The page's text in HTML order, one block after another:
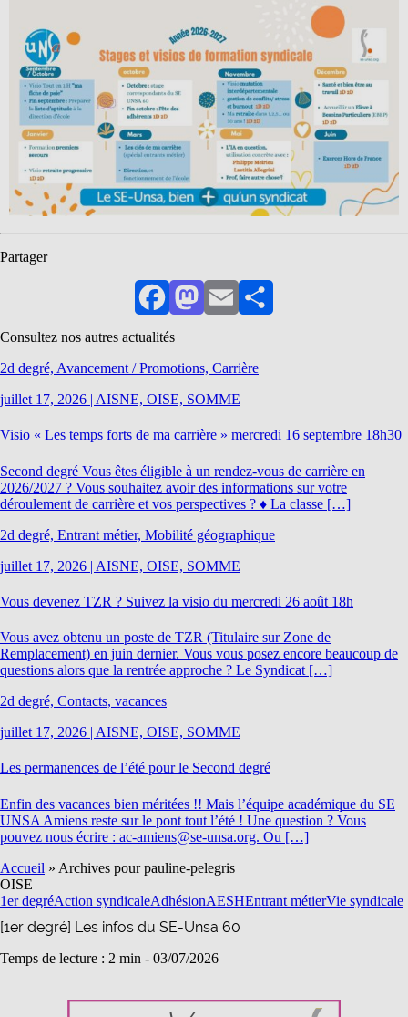
Partager
FacebookMastodon
EmailPartager
Consultez nos autres actualités
2d degré, Avancement / Promotions, Carrière
juillet 17, 2026 | AISNE, OISE, SOMME
Visio « Les temps forts de ma carrière » mercredi 16 septembre 18h30
Second degré Vous êtes éligible à un rendez-vous de carrière en
2026/2027 ? Vous souhaitez avoir des informations sur votre
déroulement de carrière et vos perspectives ? ♦ La classe […]
2d degré, Entrant métier, Mobilité géographique
juillet 17, 2026 | AISNE, OISE, SOMME
Vous devenez TZR ? Suivez la visio du mercredi 26 août 18h
Vous avez obtenu un poste de TZR (Titulaire sur Zone de
Remplacement) en juin dernier. Vous vous posez encore beaucoup de
questions alors que la rentrée approche ? Le Syndicat […]
2d degré, Contacts, vacances
juillet 17, 2026 | AISNE, OISE, SOMME
Les permanences de l’été pour le Second degré
Enfin des vacances bien méritées !! Mais l’équipe académique du SE
UNSA Amiens reste sur le pont tout l’été ! Une question ? Vous
pouvez nous écrire : ac-amiens@se-unsa.org. Ou […]
Accueil » Archives pour pauline-pelegris
OISE
1er degréAction syndicaleAdhésionAESHEntrant métierVie syndicale
[1er degré] Les infos du SE-Unsa 60
Temps de lecture : 2 min - 03/07/2026